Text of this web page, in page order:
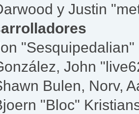
y Justin
John
Bulen, Norv,
"Bloc"